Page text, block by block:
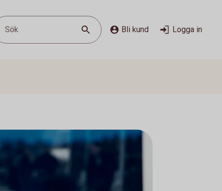
Sök Bli kund Logga in